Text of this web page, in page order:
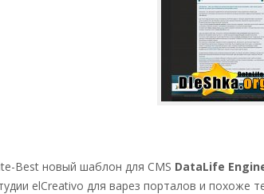
Best новый шаблон для CMS DataLife
elCreativo для варез порталов и похоже